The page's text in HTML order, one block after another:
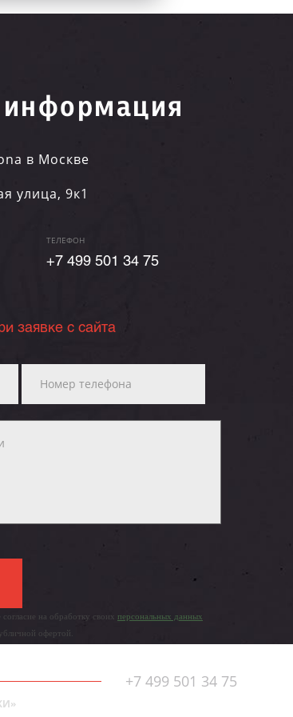
информация
в Москве
улица, 9к1
ТЕЛЕФОН
+7 499 501 34 75
заявке с сайта
на обработку своих персональных данных
офертой.
+7 499 501 34 75